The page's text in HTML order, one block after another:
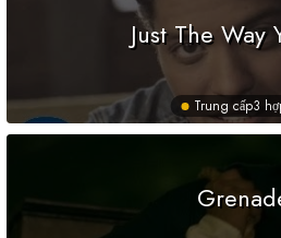
Just The Way
Trung cấp3